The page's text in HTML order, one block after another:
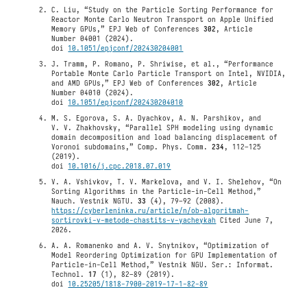
C. Liu, “Study on the Particle Sorting Performance for
Reactor Monte Carlo Neutron Transport on Apple Unified
Memory GPUs,” EPJ Web of Conferences302 , Article
Number 04001 (2024).
doi10.1051/epjconf/202430204001
J. Tramm, P. Romano, P. Shriwise, et al., “Performance
Portable Monte Carlo Particle Transport on Intel, NVIDIA,
and AMD GPUs,” EPJ Web of Conferences302 , Article
Number 04010 (2024).
doi10.1051/epjconf/202430204010
M. S. Egorova, S. A. Dyachkov, A. N. Parshikov, and
V. V. Zhakhovsky, “Parallel SPH modeling using dynamic
domain decomposition and load balancing displacement of
Voronoi subdomains,” Comp. Phys. Comm.234 , 112–125
(2019).
doi10.1016/j.cpc.2018.07.019
V. A. Vshivkov, T. V. Markelova, and V. I. Shelehov, “On
Sorting Algorithms in the Particle-in-Cell Method,”
Nauch. Vestnik NGTU.33 (4), 79–92 (2008).
https://cyberleninka.ru/article/n/ob-algoritmah-
sortirovki-v-metode-chastits-v-yacheykah Cited June 7,
2026.
A. A. Romanenko and A. V. Snytnikov, “Optimization of
Model Reordering Optimization for GPU Implementation of
Particle-in-Cell Method,” Vestnik NGU. Ser.: Informat.
Technol.17 (1), 82–89 (2019).
doi10.25205/1818-7900-2019-17-1-82-89